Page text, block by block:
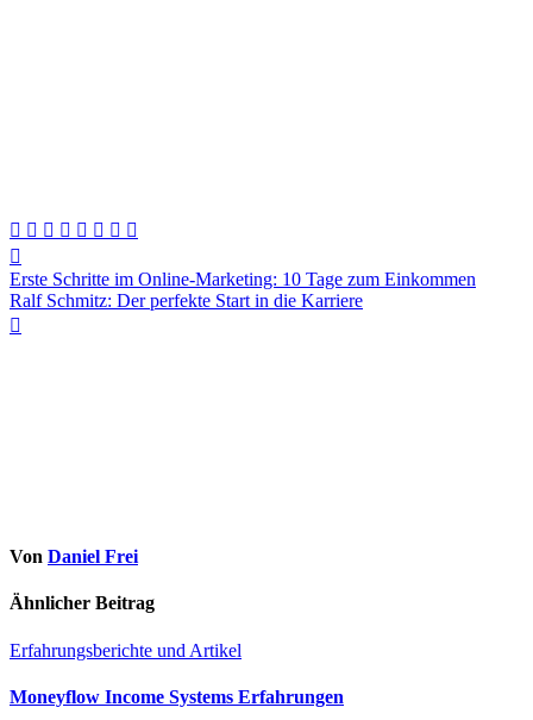
Beitragsnavigation
Erste Schritte im Online-Marketing: 10 Tage zum Einkommen
Ralf Schmitz: Der perfekte Start in die Karriere
Von Daniel Frei
Ähnlicher Beitrag
Erfahrungsberichte und Artikel
Moneyflow Income Systems Erfahrungen